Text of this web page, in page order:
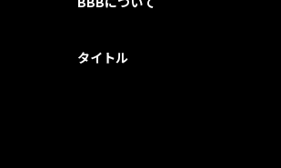
タイトル